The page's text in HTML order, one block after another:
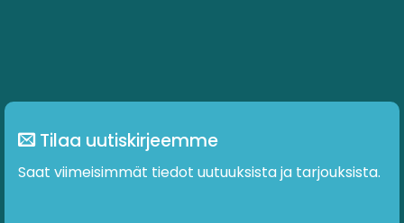
Tilaa uutiskirjeemme
Saat viimeisimmät tiedot uutuuksista ja tarjouksista.